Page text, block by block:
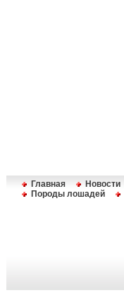
Главная
Новости
Породы лошадей